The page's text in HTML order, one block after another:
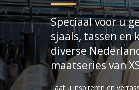
Speciaal voor u
sjaals, tassen en
diverse
maatseries van
Laat u inspireren en